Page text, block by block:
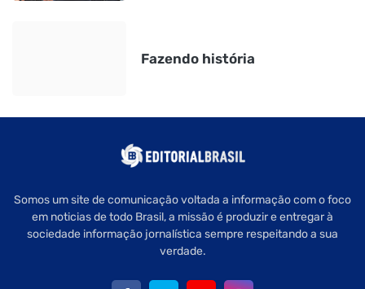
Fazendo história
Somos um site de comunicação voltada a informação com o foco
em noticias de todo Brasil, a missão é produzir e entregar à
sociedade informação jornalística sempre respeitando a sua
verdade.